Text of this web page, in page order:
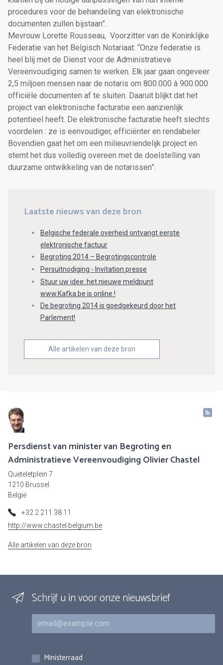
procedures voor de behandeling van elektronische
documenten zullen bijstaan”.
Mevrouw Lorette Rousseau, Voorzitter van de Koninklijke
Federatie van het Belgisch Notariaat: “Onze federatie is
heel blij met de Dienst voor de Administratieve
Vereenvoudiging samen te werken. Elk jaar gaan ongeveer
2,5 miljoen mensen naar de notaris om 800.000 à 900.000
officiële documenten af te sluiten. Daaruit blijkt dat het
project van elektronische facturatie een aanzienlijk
potentieel heeft. De elektronische facturatie heeft slechts
voordelen : ze is eenvoudiger, efficiënter en rendabeler.
Bovendien gaat het om een milieuvriendelijk project en
stemt het dus volledig overeen met de doelstelling van
duurzame ontwikkeling van de notarissen”.
Laatste nieuws van deze bron
Belgische federale overheid ontvangt eerste
elektronische factuur
Begroting 2014 – Begrotingscontrole
Persuitnodiging - Invitation presse
Stuur uw idee: het nieuwe meldpunt
www.Kafka.be is online !
De begroting 2014 is goedgekeurd door het
Parlement!
Alle artikelen van deze bron
Persdienst van minister van Begroting en
Administratieve Vereenvoudiging Olivier Chastel
Queteletplein 7
1210 Brussel
België
+32 2 211 38 11
http://www.chastel.belgium.be
Alle artikelen van deze bron
Schrijf u in voor onze nieuwsbrief
E-mail
Inschrijvingen
Ministerraad